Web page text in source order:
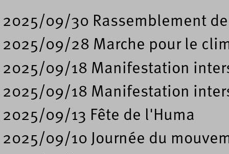
2025/09/30 Rassemblement
2025/09/28 Marche pour le
2025/09/18 Manifestation
2025/09/18 Manifestation
2025/09/13 Fête de l'Huma
2025/09/10 Journée du